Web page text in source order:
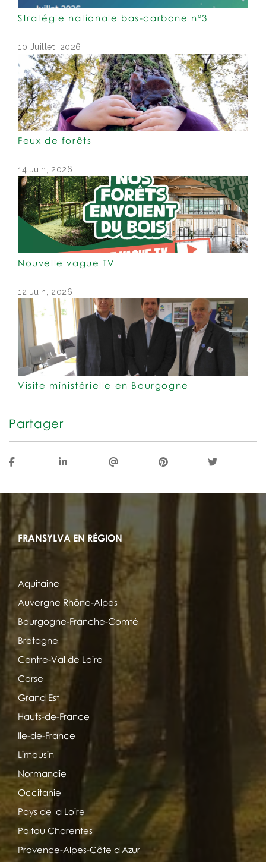
Stratégie nationale bas-carbone n°3
10 Juillet, 2026
Feux de forêts
14 Juin, 2026
Nouvelle vague TV
12 Juin, 2026
Visite ministérielle en Bourgogne
Partager
FRANSYLVA EN RÉGION
Aquitaine
Auvergne Rhône-Alpes
Bourgogne-Franche-Comté
Bretagne
Centre-Val de Loire
Corse
Grand Est
Hauts-de-France
Ile-de-France
Limousin
Normandie
Occitanie
Pays de la Loire
Poitou Charentes
Provence-Alpes-Côte d'Azur